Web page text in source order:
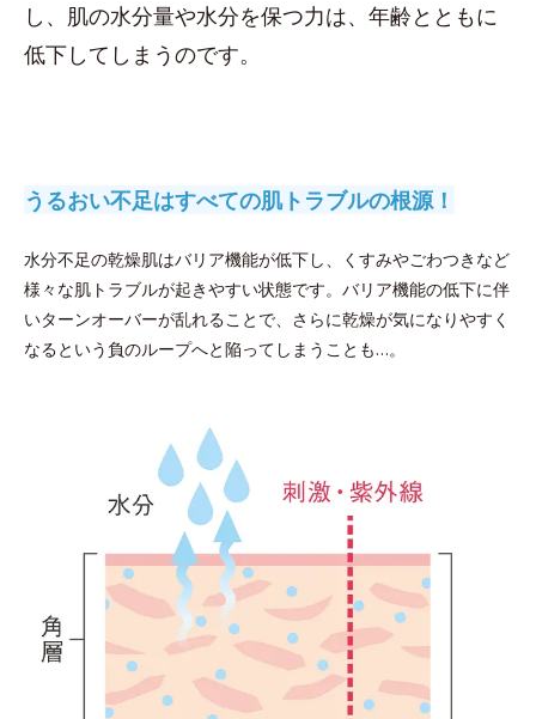
し、肌の水分量や水分を保つ力は、年齢とともに
低下してしまうのです。
うるおい不足はすべての肌トラブルの根源！
水分不足の乾燥肌はバリア機能が低下し、くすみやごわつきなど
様々な肌トラブルが起きやすい状態です。バリア機能の低下に伴
いターンオーバーが乱れることで、さらに乾燥が気になりやすく
なるという負のループへと陥ってしまうことも…。